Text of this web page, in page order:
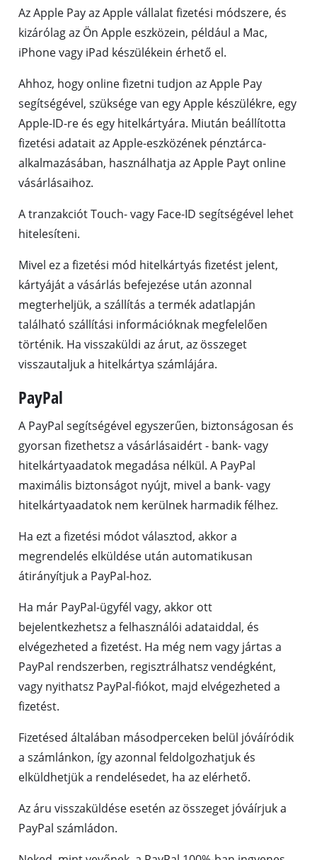
Az Apple Pay az Apple vállalat fizetési módszere, és
kizárólag az Ön Apple eszközein, például a Mac,
iPhone vagy iPad készülékein érhető el.
Ahhoz, hogy online fizetni tudjon az Apple Pay
segítségével, szüksége van egy Apple készülékre, egy
Apple-ID-re és egy hitelkártyára. Miután beállította
fizetési adatait az Apple-eszközének pénztárca-
alkalmazásában, használhatja az Apple Payt online
vásárlásaihoz.
A tranzakciót Touch- vagy Face-ID segítségével lehet
hitelesíteni.
Mivel ez a fizetési mód hitelkártyás fizetést jelent,
kártyáját a vásárlás befejezése után azonnal
megterheljük, a szállítás a termék adatlapján
található szállítási információknak megfelelően
történik. Ha visszaküldi az árut, az összeget
visszautaljuk a hitelkártya számlájára.
PayPal
A PayPal segítségével egyszerűen, biztonságosan és
gyorsan fizethetsz a vásárlásaidért - bank- vagy
hitelkártyaadatok megadása nélkül. A PayPal
maximális biztonságot nyújt, mivel a bank- vagy
hitelkártyaadatok nem kerülnek harmadik félhez.
Ha ezt a fizetési módot választod, akkor a
megrendelés elküldése után automatikusan
átirányítjuk a PayPal-hoz.
Ha már PayPal-ügyfél vagy, akkor ott
bejelentkezhetsz a felhasználói adataiddal, és
elvégezheted a fizetést. Ha még nem vagy jártas a
PayPal rendszerben, regisztrálhatsz vendégként,
vagy nyithatsz PayPal-fiókot, majd elvégezheted a
fizetést.
Fizetésed általában másodperceken belül jóváíródik
a számlánkon, így azonnal feldolgozhatjuk és
elküldhetjük a rendelésedet, ha az elérhető.
Az áru visszaküldése esetén az összeget jóváírjuk a
PayPal számládon.